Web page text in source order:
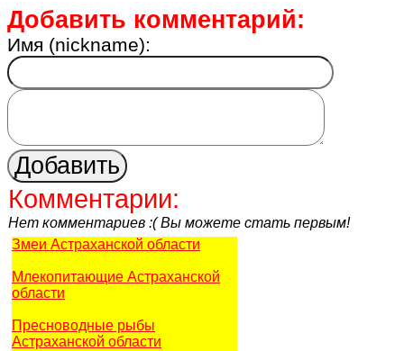
Добавить комментарий:
Имя (nickname):
Комментарии:
Нет комментариев :( Вы можете стать первым!
Змеи Астраханской области
Млекопитающие Астраханской
области
Пресноводные рыбы
Астраханской области